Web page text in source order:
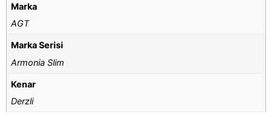
Marka
AGT
Marka Serisi
Armonia Slim
Kenar
Derzli